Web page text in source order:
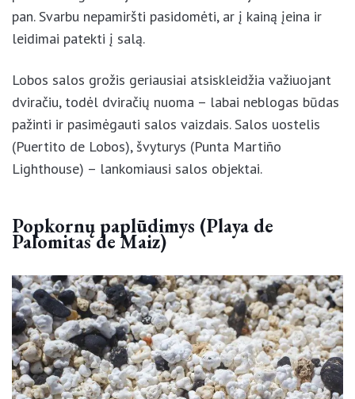
gauti leidimus. Lobos salą galima pasiekti iš
Corralejo uosto kursuojančiais keltais, „vandens
jachtomis ir pan. Svarbu nepamiršti pasidomėti, ar į
kainą įeina ir leidimai patekti į salą.
Lobos salos grožis geriausiai atsiskleidžia važiuojant
dviračiu, todėl dviračių nuoma – labai neblogas
Martiño Lighthouse) – lankomiausi salos objektai.
Popkornų paplūdimys (Playa de
Palomitas de Maiz)